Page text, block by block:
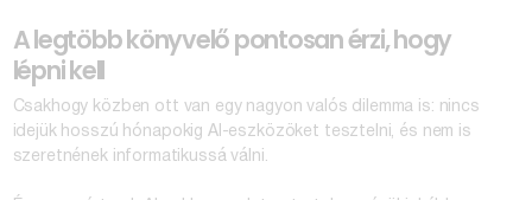
A legtöbb könyvelő pontosan érzi, hogy
lépni kell
Csakhogy közben ott van egy nagyon valós dilemma is: nincs
idejük hosszú hónapokig AI-eszközöket tesztelni, és nem is
szeretnének informatikussá válni.